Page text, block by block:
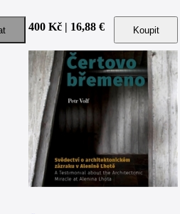
400 Kč | 16,88 €